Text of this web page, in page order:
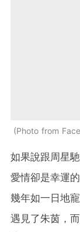
Photo from
如果說跟周星
愛情卻是幸運
幾年如一日地
遇見了朱茵，